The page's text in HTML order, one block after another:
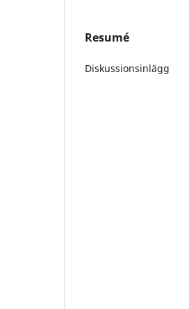
Resumé
Diskussionsinlägg